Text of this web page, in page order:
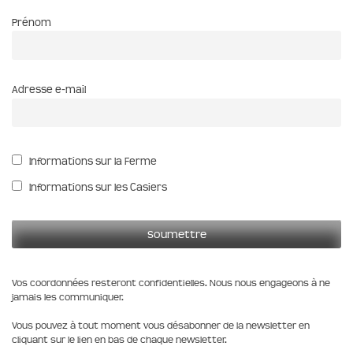
Prénom
Adresse e-mail
Informations sur la Ferme
Informations sur les Casiers
Vos coordonnées resteront confidentielles. Nous nous engageons à ne
jamais les communiquer.
Vous pouvez à tout moment vous désabonner de la newsletter en
cliquant sur le lien en bas de chaque newsletter.